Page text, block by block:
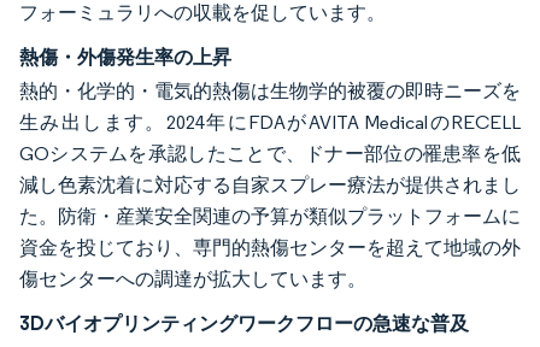
フォーミュラリへの収載を促しています。
熱傷・外傷発生率の上昇
熱的・化学的・電気的熱傷は生物学的被覆の即時ニーズを
生み出します。2024年にFDAがAVITA MedicalのRECELL
GOシステムを承認したことで、ドナー部位の罹患率を低
減し色素沈着に対応する自家スプレー療法が提供されまし
た。防衛・産業安全関連の予算が類似プラットフォームに
資金を投じており、専門的熱傷センターを超えて地域の外
傷センターへの調達が拡大しています。
3Dバイオプリンティングワークフローの急速な普及